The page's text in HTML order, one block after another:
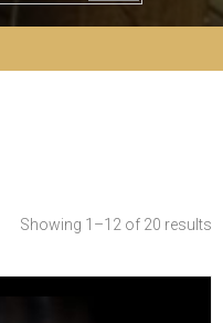
Showing 1–12 of 20 results